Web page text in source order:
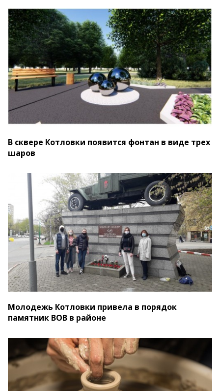
В сквере Котловки появится фонтан в виде трех
шаров
Молодежь Котловки привела в порядок
памятник ВОВ в районе